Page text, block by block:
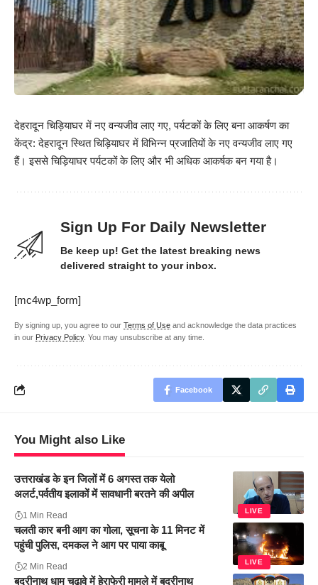
देहरादून चिड़ियाघर में नए वन्यजीव लाए गए, पर्यटकों के लिए बना आकर्षण का
केंद्र: देहरादून स्थित चिड़ियाघर में विभिन्न प्रजातियों के नए वन्यजीव लाए गए
हैं। इससे चिड़ियाघर पर्यटकों के लिए और भी अधिक आकर्षक बन गया है।
Sign Up For Daily Newsletter
Be keep up! Get the latest breaking news
delivered straight to your inbox.
[mc4wp_form]
By signing up, you agree to our Terms of Use and acknowledge the data practices
in our Privacy Policy. You may unsubscribe at any time.
Facebook
You Might also Like
LIVE
उत्तराखंड के इन जिलों में 6 अगस्त तक येलो
अलर्ट,पर्वतीय इलाकों में सावधानी बरतने की अपील
1 Min Read
LIVE
चलती कार बनी आग का गोला, सूचना के 11 मिनट में
पहुंची पुलिस, दमकल ने आग पर पाया काबू
2 Min Read
बद्रीनाथ धाम चढावे में हेराफेरी मामले में बद्रीनाथ